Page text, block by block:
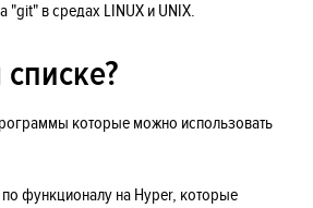
"git" в средах LINUX и UNIX.
которые можно использовать
функционалу на Hyper, которые